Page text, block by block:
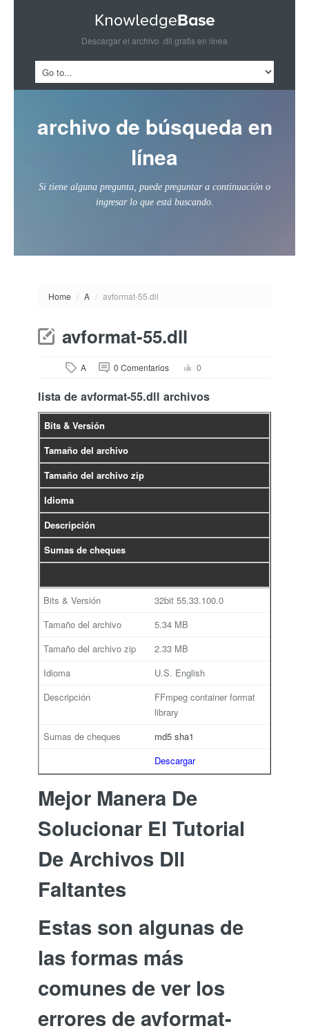
Descargar el archivo .dll gratis en línea
archivo de búsqueda en
línea
Si tiene alguna pregunta, puede preguntar a continuación o
ingresar lo que está buscando.
Home / A / avformat-55.dll
avformat-55.dll
A 0 Comentarios 0
lista de avformat-55.dll archivos
Bits & Versión
Tamaño del archivo
Tamaño del archivo zip
Idioma
Descripción
Sumas de cheques
32bit 55.33.100.0
5.34 MB
2.33 MB
U.S. English
FFmpeg container format
library
md5 sha1
Descargar
Mejor Manera De
Solucionar El Tutorial
De Archivos Dll
Faltantes
Estas son algunas de
las formas más
comunes de ver los
errores de avformat-